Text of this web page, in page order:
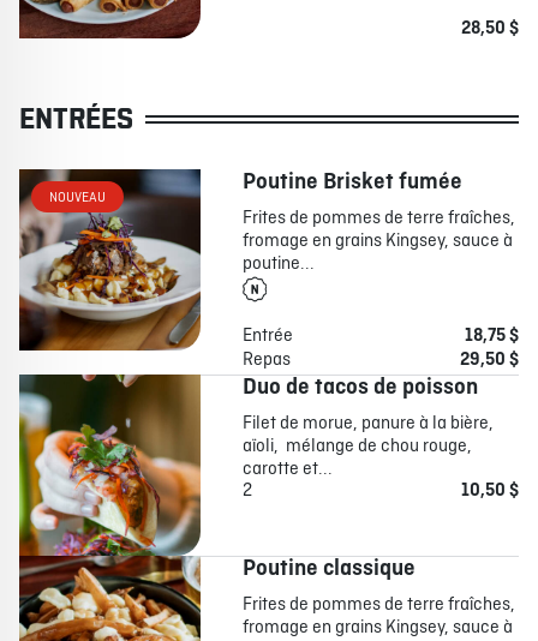
28,50 $
ENTRÉES
NOUVEAU
Poutine Brisket fumée
Frites de pommes de terre fraîches,
fromage en grains Kingsey, sauce à
poutine...
Entrée
18,75 $
Repas
29,50 $
Duo de tacos de poisson
Filet de morue, panure à la bière,
aïoli, mélange de chou rouge,
carotte et...
2
10,50 $
Poutine classique
Frites de pommes de terre fraîches,
fromage en grains Kingsey, sauce à